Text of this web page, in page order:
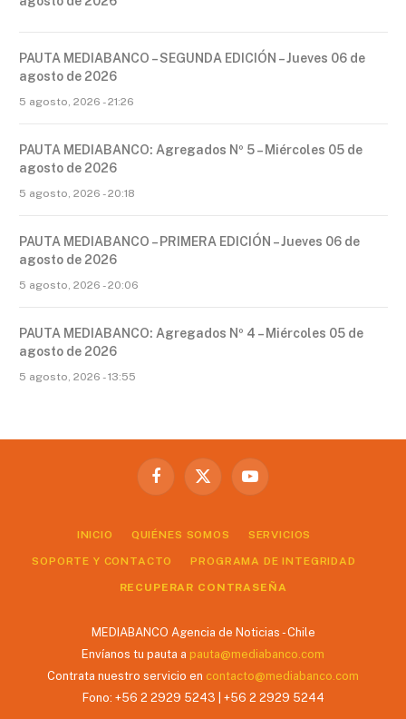
PAUTA MEDIABANCO – SEGUNDA EDICIÓN – Jueves 06 de
agosto de 2026
5 agosto, 2026 - 21:26
PAUTA MEDIABANCO: Agregados Nº 5 – Miércoles 05 de
agosto de 2026
5 agosto, 2026 - 20:18
PAUTA MEDIABANCO – PRIMERA EDICIÓN – Jueves 06 de
agosto de 2026
5 agosto, 2026 - 20:06
PAUTA MEDIABANCO: Agregados Nº 4 – Miércoles 05 de
agosto de 2026
5 agosto, 2026 - 13:55
Facebook
X
YouTube
INICIO QUIÉNES SOMOS SERVICIOS
SOPORTE Y CONTACTO PROGRAMA DE INTEGRIDAD
RECUPERAR CONTRASEÑA
MEDIABANCO Agencia de Noticias - Chile
Envíanos tu pauta a pauta@mediabanco.com
Contrata nuestro servicio en contacto@mediabanco.com
Fono: +56 2 2929 5243 | +56 2 2929 5244